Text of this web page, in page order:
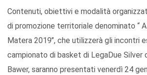
Contenuti, obiettivi e modalità
di promozione territoriale denominato “
Matera 2019’’, che utilizzerà gli incontri
campionato di basket di LegaDue Silver
Bawer, saranno presentati venerdì 24